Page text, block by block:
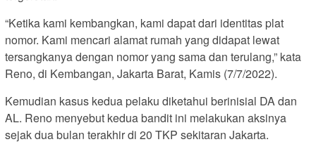
“Ketika kami kembangkan, kami dapat dari identitas plat
nomor. Kami mencari alamat rumah yang didapat lewat
tersangkanya dengan nomor yang sama dan terulang,” kata
Reno, di Kembangan, Jakarta Barat, Kamis (7/7/2022).
Kemudian kasus kedua pelaku diketahui berinisial DA dan
AL. Reno menyebut kedua bandit ini melakukan aksinya
sejak dua bulan terakhir di 20 TKP sekitaran Jakarta.